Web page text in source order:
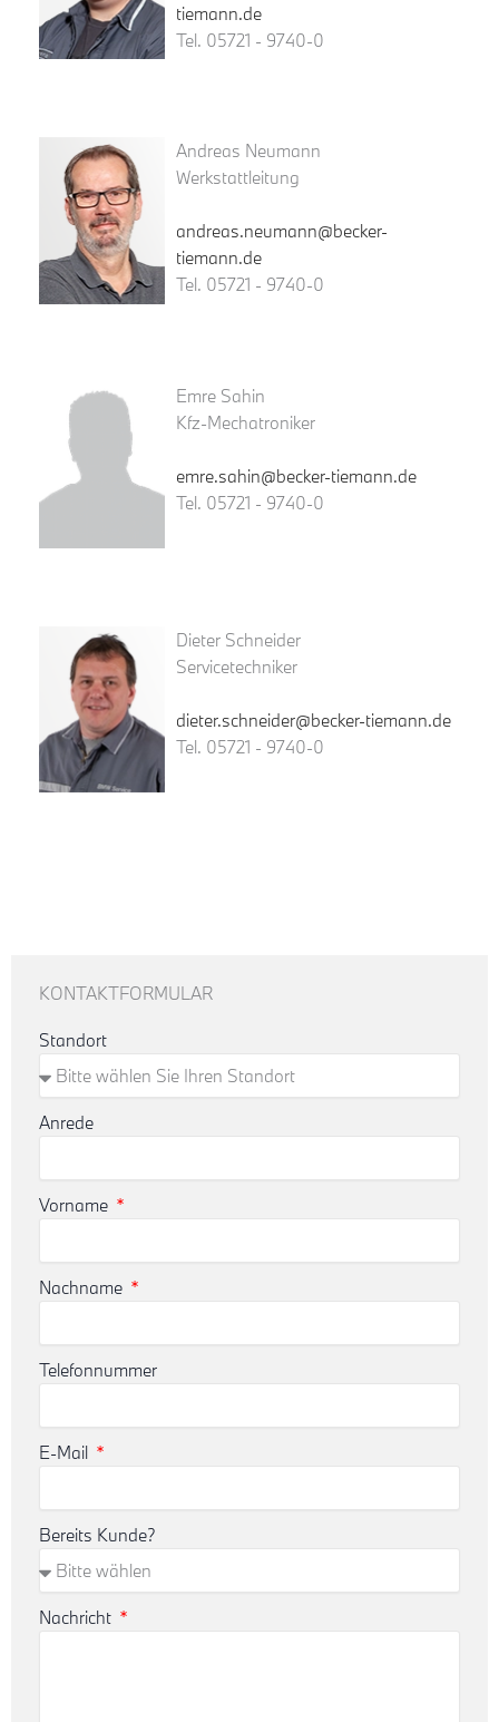
tiemann.de
Tel. 05721 - 9740-0
Andreas Neumann
Werkstattleitung
andreas.neumann@becker-
tiemann.de
Tel. 05721 - 9740-0
Emre Sahin
Kfz-Mechatroniker
emre.sahin@becker-tiemann.de
Tel. 05721 - 9740-0
Dieter Schneider
Servicetechniker
dieter.schneider@becker-tiemann.de
Tel. 05721 - 9740-0
KONTAKTFORMULAR
Standort
Anrede
Vorname
Nachname
Telefonnummer
E-Mail
Bereits Kunde?
Nachricht